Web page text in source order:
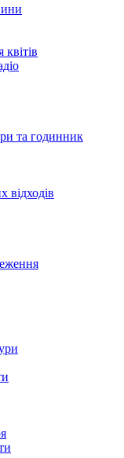
та годинник
відходів